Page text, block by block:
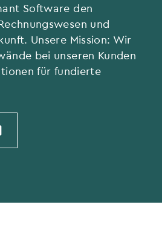
Software den
und
Unsere Mission: Wir
bei unseren Kunden
für fundierte